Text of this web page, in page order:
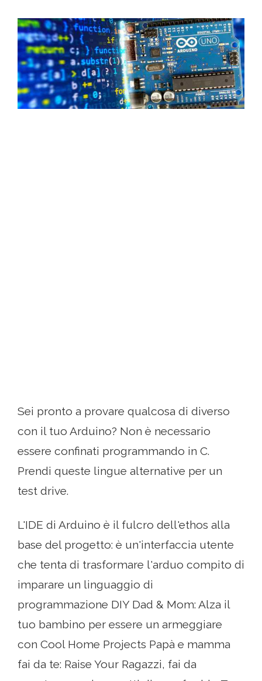
Sei pronto a provare qualcosa di diverso
con il tuo Arduino? Non è necessario
essere confinati programmando in C.
Prendi queste lingue alternative per un
test drive.
L'IDE di Arduino è il fulcro dell'ethos alla
base del progetto: è un'interfaccia utente
che tenta di trasformare l'arduo compito di
imparare un linguaggio di
programmazione DIY Dad & Mom: Alza il
tuo bambino per essere un armeggiare
con Cool Home Projects Papà e mamma
fai da te: Raise Your Ragazzi, fai da